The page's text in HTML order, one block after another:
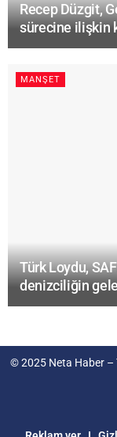
Recep Düzgit,
sürecine ilişkin
MANŞET
Türk Loydu,
denizciliğin
© 2025 Neta Haber –